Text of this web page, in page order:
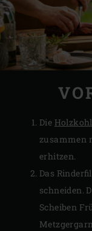
Die
zusammen
erhitzen.
Das
schneiden.
Scheiben